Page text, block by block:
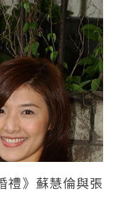
禮》蘇慧倫與張